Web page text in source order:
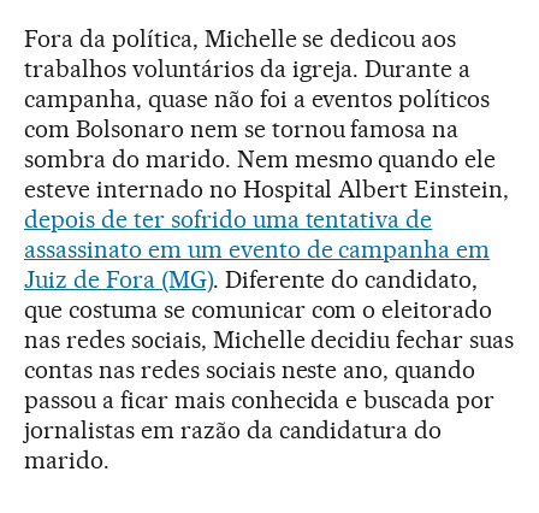
Fora da política, Michelle se dedicou aos
trabalhos voluntários da igreja. Durante a
campanha, quase não foi a eventos políticos
com Bolsonaro nem se tornou famosa na
sombra do marido. Nem mesmo quando ele
esteve internado no Hospital Albert Einstein,
depois de ter sofrido uma tentativa de
assassinato em um evento de campanha em
Juiz de Fora (MG). Diferente do candidato,
que costuma se comunicar com o eleitorado
nas redes sociais, Michelle decidiu fechar suas
contas nas redes sociais neste ano, quando
passou a ficar mais conhecida e buscada por
jornalistas em razão da candidatura do
marido.